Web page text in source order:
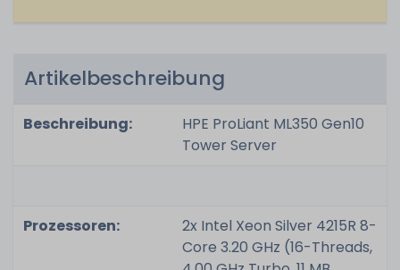
Artikelbeschreibung
Beschreibung:
HPE ProLiant ML350 Gen10
Tower Server
Prozessoren:
2x Intel Xeon Silver 4215R 8-
Core 3.20 GHz (16-Threads,